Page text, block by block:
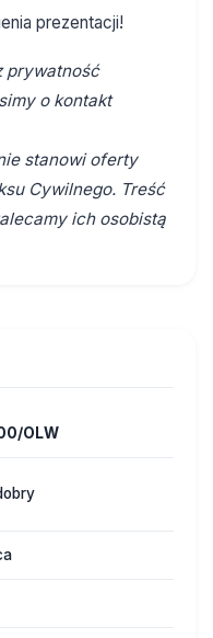
prezentacji!
prywatność
o kontakt
stanowi oferty
Cywilnego. Treść
ich osobistą
OLW